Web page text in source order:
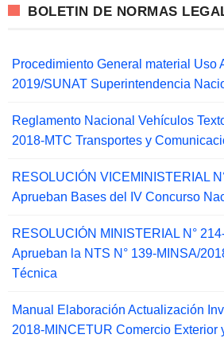
BOLETIN DE NORMAS
Procedimiento General material Uso
2019/SUNAT Superintendencia
Reglamento Nacional Vehículos
2018-MTC Transportes y
RESOLUCIÓN VICEMINISTERIAL
Aprueban Bases del IV Concurso
RESOLUCIÓN MINISTERIAL N°
Aprueban la NTS N° 139-MINSA/
Técnica
Manual Elaboración Actualización
2018-MINCETUR Comercio Exterior